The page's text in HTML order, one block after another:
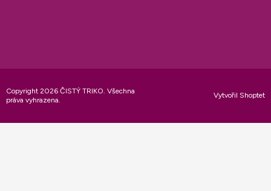
Vytvořil Shoptet
Copyright 2026 ČISTÝ TRIKO. Všechna
práva vyhrazena.